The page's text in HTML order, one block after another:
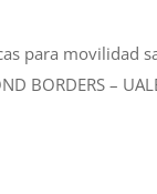
para movilidad
BORDERS –